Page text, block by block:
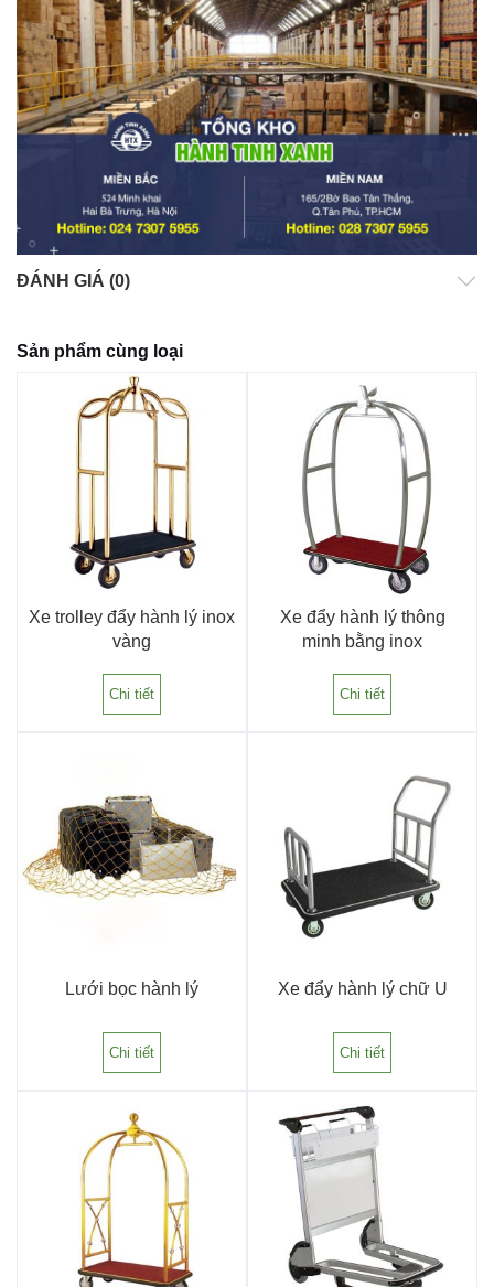
ĐÁNH GIÁ (0)
Sản phẩm cùng loại
Xe trolley đẩy hành lý inox
vàng
Chi tiết
Xe đẩy hành lý thông
minh bằng inox
Chi tiết
Lưới bọc hành lý
Chi tiết
Xe đẩy hành lý chữ U
Chi tiết